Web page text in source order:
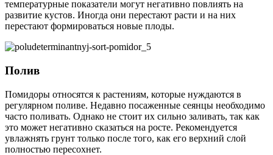
температурные показатели могут негативно повлиять на
развитие кустов. Иногда они перестают расти и на них
перестают формироваться новые плоды.
Полив
Помидоры относятся к растениям, которые нуждаются в
регулярном поливе. Недавно посаженные сеянцы необходимо
часто поливать. Однако не стоит их сильно заливать, так как
это может негативно сказаться на росте. Рекомендуется
увлажнять грунт только после того, как его верхний слой
полностью пересохнет.